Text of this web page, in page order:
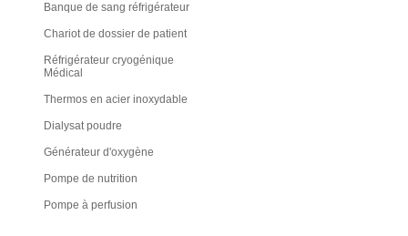
Banque de sang réfrigérateur
Chariot de dossier de patient
Réfrigérateur cryogénique
Médical
Thermos en acier inoxydable
Dialysat poudre
Générateur d'oxygène
Pompe de nutrition
Pompe à perfusion